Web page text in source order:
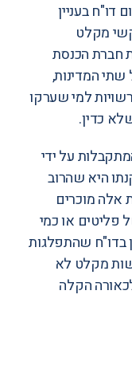
בעניין
מקלט
חברת הכנסת
המדינות,
למי שערקו
כדין.
על ידי
היא שהרוב
אלה מוכרים
פליטים או כמי
בדו"ח שהתפלגות
מקלט לא
הקלה